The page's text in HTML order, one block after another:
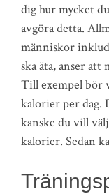
dig hur mycket
avgöra detta.
människor
ska äta, anser
Till exempel bör
kalorier per dag.
kanske du vill
kalorier. Sedan